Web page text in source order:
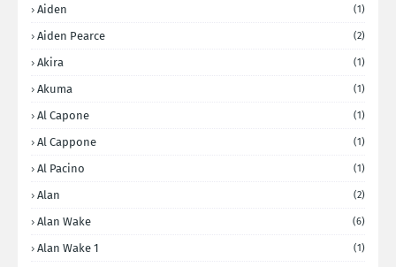
Aiden (1)
Aiden Pearce (2)
Akira (1)
Akuma (1)
Al Capone (1)
Al Cappone (1)
Al Pacino (1)
Alan (2)
Alan Wake (6)
Alan Wake 1 (1)